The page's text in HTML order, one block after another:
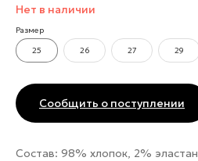
Нет в наличии
Размер
25
26 27 29
Сообщить о поступлении
Состав: 98% хлопок, 2% эластан